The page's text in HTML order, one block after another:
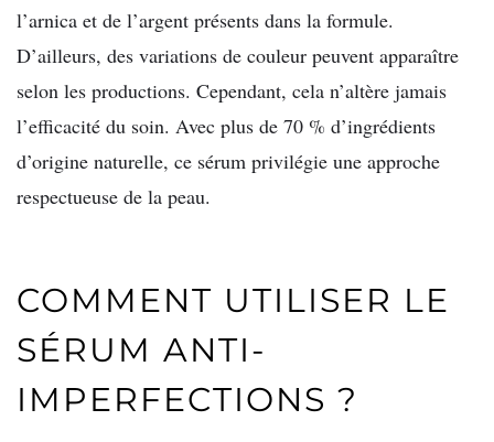
l’arnica et de l’argent présents dans la formule.
D’ailleurs, des variations de couleur peuvent apparaître
selon les productions. Cependant, cela n’altère jamais
l’efficacité du soin. Avec plus de 70 % d’ingrédients
d’origine naturelle, ce sérum privilégie une approche
respectueuse de la peau.
COMMENT UTILISER LE
SÉRUM ANTI-
IMPERFECTIONS ?